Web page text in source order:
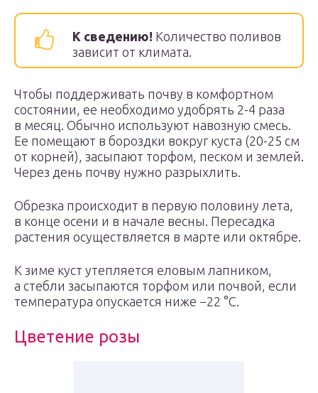
К сведению! Количество поливов
зависит от климата.
Чтобы поддерживать почву в комфортном
состоянии, ее необходимо удобрять 2-4 раза
в месяц. Обычно используют навозную смесь.
Ее помещают в бороздки вокруг куста (20-25 см
от корней), засыпают торфом, песком и землей.
Через день почву нужно разрыхлить.
Обрезка происходит в первую половину лета,
в конце осени и в начале весны. Пересадка
растения осуществляется в марте или октябре.
К зиме куст утепляется еловым лапником,
а стебли засыпаются торфом или почвой, если
температура опускается ниже −22 °С.
Цветение розы